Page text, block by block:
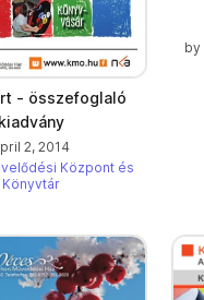
- összefoglaló
kiadvány
2, 2014
Központ és
Könyvtár
by